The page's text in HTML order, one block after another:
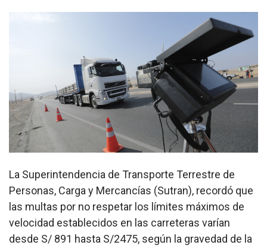
La Superintendencia de Transporte Terrestre de
Personas, Carga y Mercancías (Sutran), recordó que
las multas por no respetar los límites máximos de
velocidad establecidos en las carreteras varían
desde S/ 891 hasta S/2475, según la gravedad de la